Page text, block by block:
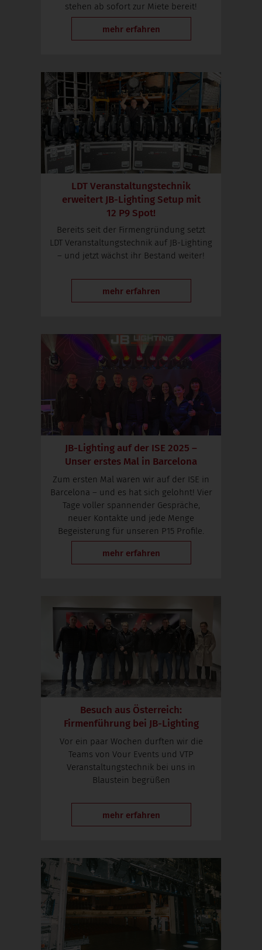
stehen ab sofort zur Miete bereit!
mehr erfahren
LDT Veranstaltungstechnik
erweitert JB-LightingSetup mit
12 P9 Spot!
Bereits seit der Firmengründung setzt
LDT Veranstaltungstechnik auf JB-Lighting
– und jetzt wächst ihr Bestand weiter!
mehr erfahren
JB-Lighting auf der ISE 2025 –
Unser erstes Mal in Barcelona
Zum ersten Mal waren wir auf der ISE in
Barcelona – und es hat sich gelohnt! Vier
Tage voller spannender Gespräche,
neuer Kontakte und jede Menge
Begeisterung für unseren P15 Profile.
mehr erfahren
Besuch aus Österreich:
Firmenführung bei JB-Lighting
Vor ein paar Wochen durften wir die
Teams von Vour Events und VTP
Veranstaltungstechnik bei uns in
Blaustein begrüßen
mehr erfahren